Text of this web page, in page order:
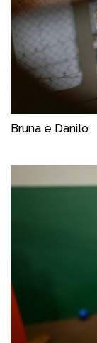
Bruna e Danilo